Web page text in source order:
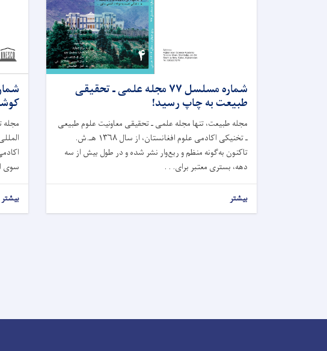
شماره مسلسل ۷۷ مجله علمی ـ تحقیقی
طبیعت به چاپ رسید!
مجله طبیعت، تنها مجله علمی ـ تحقیقی معاونیت علوم طبیعی
ـ تخنیکی اکادمی علوم افغانستان، از سال ۱۳۶۸ هـ.ش.
تاکنون به‌گونه منظم و ربع‌وار نشر شده و در طول بیش از سه
دهه، بستری معتبر برای. . .
بیشتر
مجله
سوی
بیشتر